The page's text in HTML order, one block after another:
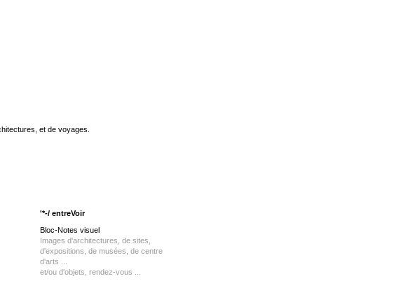
et de voyages.
'*-/ entreVoir
Bloc-Notes visuel
Images d'architectures, de sites,
d'expositions, de musées, de centre
d'arts ...
et/ou d'objets, rendez-vous ...